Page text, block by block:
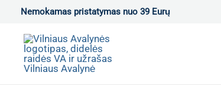
Pereiti
turinio
Nemokamas pristatymas nuo 39 Eurų